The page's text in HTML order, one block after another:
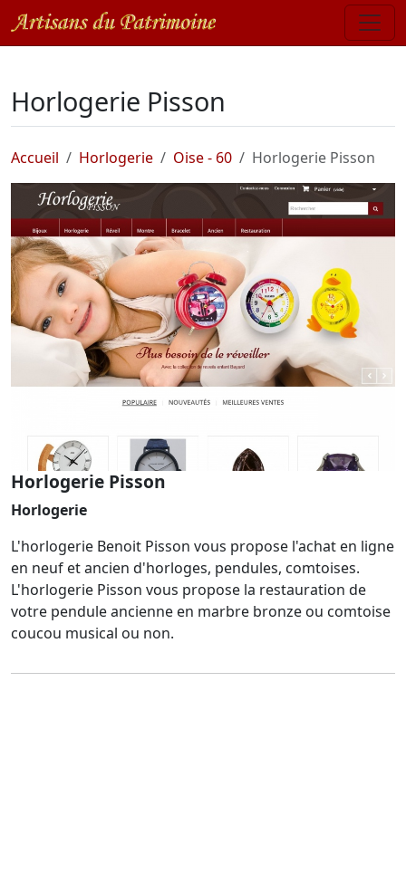
Horlogerie Pisson
Accueil Horlogerie Oise - 60 Horlogerie Pisson
Horlogerie Pisson
Horlogerie
L'horlogerie Benoit Pisson vous propose l'achat en ligne
en neuf et ancien d'horloges, pendules, comtoises.
L'horlogerie Pisson vous propose la restauration de
votre pendule ancienne en marbre bronze ou comtoise
coucou musical ou non.